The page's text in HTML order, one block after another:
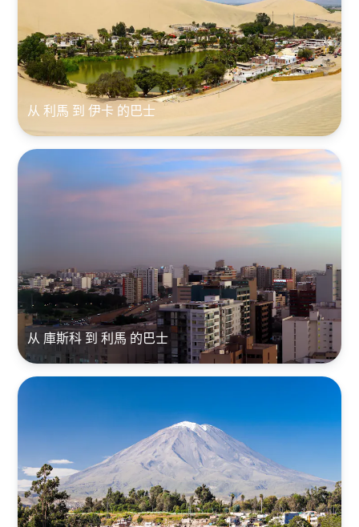
从 利馬 到 伊卡 的巴士
从 庫斯科 到 利馬 的巴士